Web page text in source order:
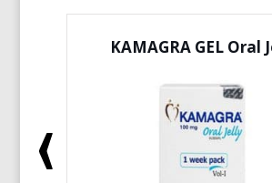
KAMAGRA GEL Oral